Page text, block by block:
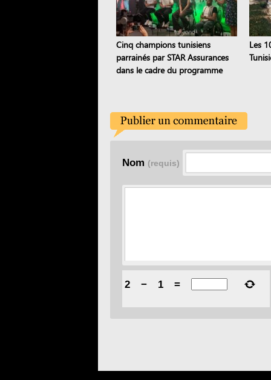
Cinq champions tunisiens
parrainés par STAR Assurances
dans le cadre du programme
Les
Nom (requis)
2 − 1 =